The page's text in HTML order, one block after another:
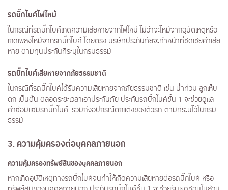
รถบิ๊กไบค์ไฟไหม้
ในกรณีที่รถบิ๊กไบค์เกิดความเสียหายจากไฟไหม้ ไม่ว่าจะไหม้จากอุบัติเหตุหรือ
เกิดเพลิงไหม้จากรถบิ๊กไบค์ โดยตรง บริษัทประกันภัยจะทำหน้าที่ชดเชยค่าเสีย
หาย ตามทุนประกันที่ระบุในกรมธรรม์
รถบิ๊กไบค์เสียหายจากภัยธรรมชาติ
ในกรณีที่รถบิ๊กไบค์ได้รับความเสียหายจากภัยธรรมชาติ เช่น น้ำท่วม ลูกเห็บ
ตก เป็นต้น ตลอดระยะเวลาเอาประกันภัย ประกันรถบิ๊กไบค์ชั้น 1 จะช่วยดูแล
ค่าซ่อมแซมรถบิ๊กไบค์ รวมถึงอุปกรณ์ตกแต่งของตัวรถ ตามที่ระบุไว้ในกรม
ธรรม์
3. ความคุ้มครองต่อบุคคลภายนอก
ความคุ้มครองทรัพย์สินของบุคคลภายนอก
หากเกิดอุบัติเหตุทางรถบิ๊กไบค์จนทำให้เกิดความเสียหายต่อรถบิ๊กไบค์ หรือ